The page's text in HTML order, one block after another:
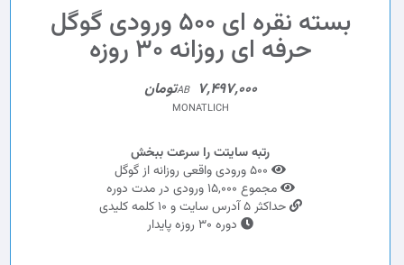
بسته نقره ای 500 ورودی گوگل
حرفه ای روزانه 30 روزه
AB 7,497,000تومان
MONATLICH
رتبه سایتت را سرعت ببخش
مجموع 15,000 ورودی در مدت دوره
حداکثر 5 آدرس سایت و 10 کلمه کلیدی
دوره 30 روزه پایدار